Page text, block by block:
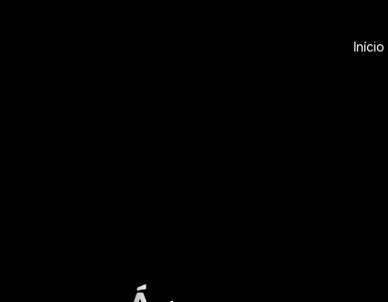
Início